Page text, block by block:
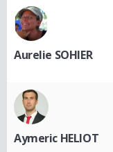
Aurelie SOHIER
Aymeric HELIOT